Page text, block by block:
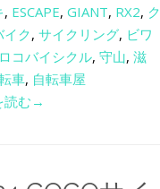
, ESCAPE, GIANT, RX2, ク
イク, サイクリング, ビワ
ロコバイシクル, 守山, 滋
車, 自転車屋
読む→